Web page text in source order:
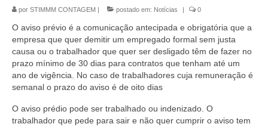
por STIMMM CONTAGEM | postado em: Notícias | 0
O aviso prévio é a comunicação antecipada e obrigatória que a
empresa que quer demitir um empregado formal sem justa
causa ou o trabalhador que quer ser desligado têm de fazer no
prazo mínimo de 30 dias para contratos que tenham até um
ano de vigência. No caso de trabalhadores cuja remuneração é
semanal o prazo do aviso é de oito dias
O aviso prédio pode ser trabalhado ou indenizado. O
trabalhador que pede para sair e não quer cumprir o aviso tem